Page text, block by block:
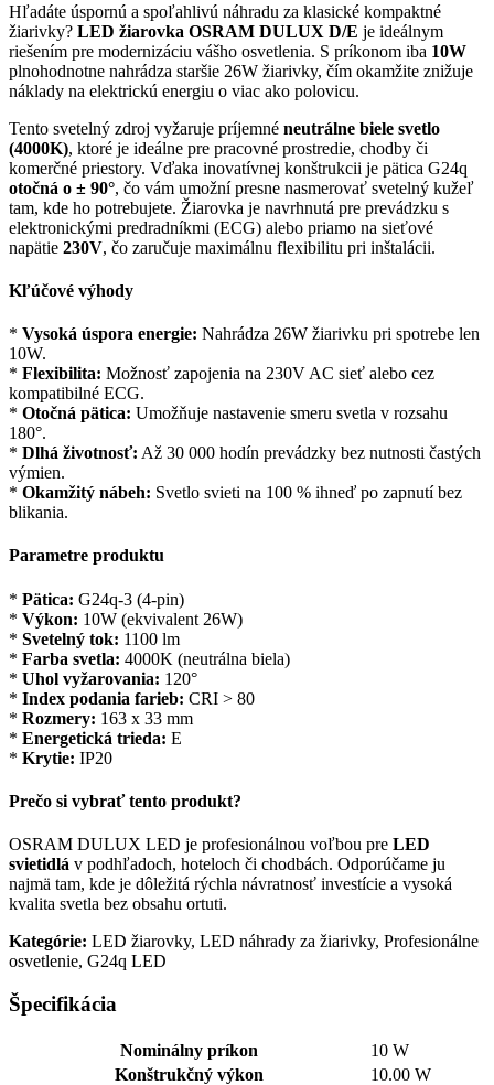
Hľadáte úspornú a spoľahlivú náhradu za klasické kompaktné
žiarivky? LED žiarovka OSRAM DULUX D/E je ideálnym
riešením pre modernizáciu vášho osvetlenia. S príkonom iba 10W
plnohodnotne nahrádza staršie 26W žiarivky, čím okamžite znižuje
náklady na elektrickú energiu o viac ako polovicu.
Tento svetelný zdroj vyžaruje príjemné neutrálne biele svetlo
(4000K), ktoré je ideálne pre pracovné prostredie, chodby či
komerčné priestory. Vďaka inovatívnej konštrukcii je pätica G24q
otočná o ± 90°, čo vám umožní presne nasmerovať svetelný kužeľ
tam, kde ho potrebujete. Žiarovka je navrhnutá pre prevádzku s
elektronickými predradníkmi (ECG) alebo priamo na sieťové
napätie 230V, čo zaručuje maximálnu flexibilitu pri inštalácii.
Kľúčové výhody
* Vysoká úspora energie: Nahrádza 26W žiarivku pri spotrebe len
10W.
* Flexibilita: Možnosť zapojenia na 230V AC sieť alebo cez
kompatibilné ECG.
* Otočná pätica: Umožňuje nastavenie smeru svetla v rozsahu
180°.
* Dlhá životnosť: Až 30 000 hodín prevádzky bez nutnosti častých
výmien.
* Okamžitý nábeh: Svetlo svieti na 100 % ihneď po zapnutí bez
blikania.
Parametre produktu
* Pätica: G24q-3 (4-pin)
* Výkon: 10W (ekvivalent 26W)
* Svetelný tok: 1100 lm
* Farba svetla: 4000K (neutrálna biela)
* Uhol vyžarovania: 120°
* Index podania farieb: CRI > 80
* Rozmery: 163 x 33 mm
* Energetická trieda: E
* Krytie: IP20
Prečo si vybrať tento produkt?
OSRAM DULUX LED je profesionálnou voľbou pre LED
svietidlá v podhľadoch, hoteloch či chodbách. Odporúčame ju
najmä tam, kde je dôležitá rýchla návratnosť investície a vysoká
kvalita svetla bez obsahu ortuti.
Kategórie: LED žiarovky, LED náhrady za žiarivky, Profesionálne
osvetlenie, G24q LED
Špecifikácia
Nominálny príkon
10 W
Konštrukčný výkon
10.00 W